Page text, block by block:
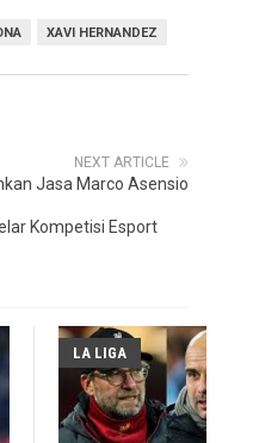
XAVI HERNANDEZ
NEXT ARTICLE
Jasa Marco Asensio
Kompetisi Esport
LA LIGA